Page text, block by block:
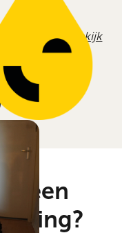
€12.000.
Bekijk
een